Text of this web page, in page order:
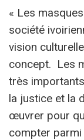
« Les
société
vision
concept. Les
très importants
la justice et la
œuvrer pour
compter